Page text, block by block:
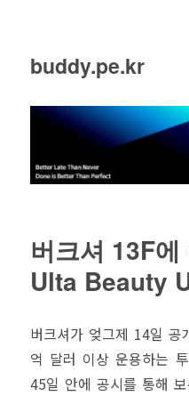
buddy.pe.kr
버크셔 13F
Ulta Beauty
버크셔가 엊그제 14일 공
억 달러 이상 운용하는
45일 안에 공시를 통해